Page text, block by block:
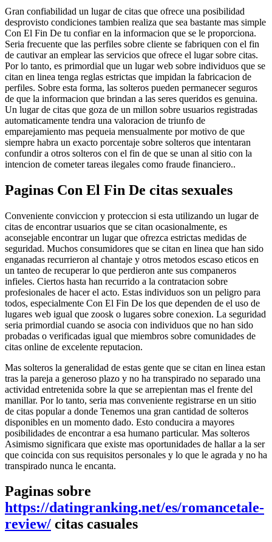
Gran confiabilidad un lugar de citas que ofrece una posibilidad
desprovisto condiciones tambien realiza que sea bastante mas simple
Con El Fin De tu confiar en la informacion que se le proporciona.
Seri­a frecuente que las perfiles sobre cliente se fabriquen con el fin
de cautivar an emplear las servicios que ofrece el lugar sobre citas.
Por lo tanto, es primordial que un lugar web sobre individuos que se
citan en linea tenga reglas estrictas que impidan la fabricacion de
perfiles. Sobre esta forma, las solteros pueden permanecer seguros
de que la informacion que brindan a las seres queridos es genuina.
Un lugar de citas que goza de un millon sobre usuarios registradas
automaticamente tendra una valoracion de triunfo de
emparejamiento mas pequeia mensualmente por motivo de que
siempre habra un exacto porcentaje sobre solteros que intentaran
confundir a otros solteros con el fin de que se unan al sitio con la
intencion de cometer tareas ilegales como fraude financiero..
Paginas Con El Fin De citas sexuales
Conveniente conviccion y proteccion si esta utilizando un lugar de
citas de encontrar usuarios que se citan ocasionalmente, es
aconsejable encontrar un lugar que ofrezca estrictas medidas de
seguridad. Muchos consumidores que se citan en linea que han sido
enganadas recurrieron al chantaje y otros metodos escaso eticos en
un tanteo de recuperar lo que perdieron ante sus companeros
infieles. Ciertos hasta han recurrido a la contratacion sobre
profesionales de hacer el acto. Estas individuos son un peligro para
todos, especialmente Con El Fin De los que dependen de el uso de
lugares web igual que zoosk o lugares sobre conexion. La seguridad
seri­a primordial cuando se asocia con individuos que no han sido
probadas o verificadas igual que miembros sobre comunidades de
citas online de excelente reputacion.
Mas solteros la generalidad de estas gente que se citan en linea estan
tras la pareja a generoso plazo y no ha transpirado no separado una
actividad entretenida sobre la que se arrepientan mas el frente del
manillar. Por lo tanto, seri­a mas conveniente registrarse en un sitio
de citas popular a donde Tenemos una gran cantidad de solteros
disponibles en un momento dado. Esto conducira a mayores
posibilidades de encontrar a esa humano particular. Mas solteros
Asimismo significara que existe mas oportunidades de hallar a la ser
que coincida con sus requisitos personales y lo que le agrada y no ha
transpirado nunca le encanta.
Paginas sobre
https://datingranking.net/es/romancetale-
review/ citas casuales